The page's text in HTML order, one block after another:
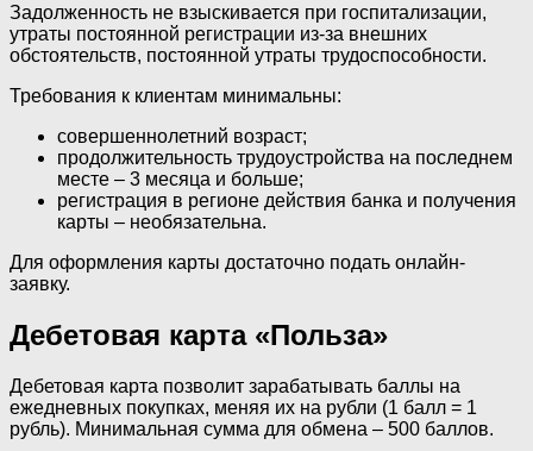
Задолженность не взыскивается при госпитализации,
утраты постоянной регистрации из-за внешних
обстоятельств, постоянной утраты трудоспособности.
Требования к клиентам минимальны:
совершеннолетний возраст;
продолжительность трудоустройства на последнем
месте – 3 месяца и больше;
регистрация в регионе действия банка и получения
карты – необязательна.
Для оформления карты достаточно подать онлайн-
заявку.
Дебетовая карта «Польза»
Дебетовая карта позволит зарабатывать баллы на
ежедневных покупках, меняя их на рубли (1 балл = 1
рубль). Минимальная сумма для обмена – 500 баллов.